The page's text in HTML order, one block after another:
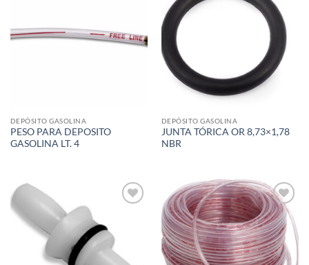
DEPÓSITO GASOLINA
PESO PARA DEPOSITO
GASOLINA LT. 4
Add to
wishlist
DEPÓSITO GASOLINA
JUNTA TÓRICA OR 8,73×1,78
NBR
Add to
wishlist